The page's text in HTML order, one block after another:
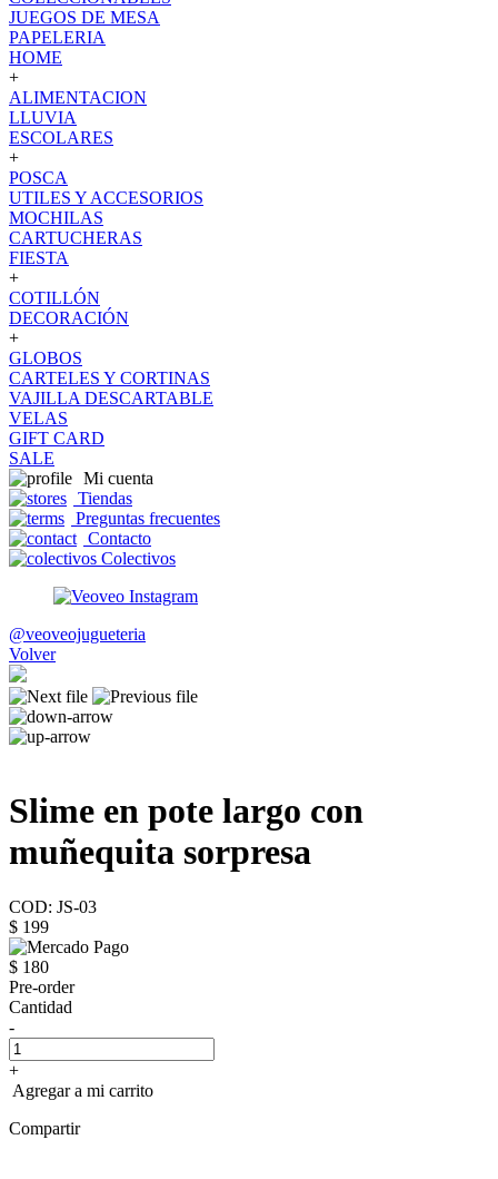
JUEGOS DE MESA
PAPELERIA
HOME
+
ALIMENTACION
LLUVIA
ESCOLARES
+
POSCA
UTILES Y ACCESORIOS
MOCHILAS
CARTUCHERAS
FIESTA
+
COTILLÓN
DECORACIÓN
+
GLOBOS
CARTELES Y CORTINAS
VAJILLA DESCARTABLE
VELAS
GIFT CARD
SALE
Mi cuenta
Tiendas
Preguntas frecuentes
Contacto
Colectivos
@veoveojugueteria
Volver
Slime en pote largo con
muñequita sorpresa
COD: JS-03
$ 199
$ 180
Pre-order
Cantidad
-
+
Agregar a mi carrito
Compartir